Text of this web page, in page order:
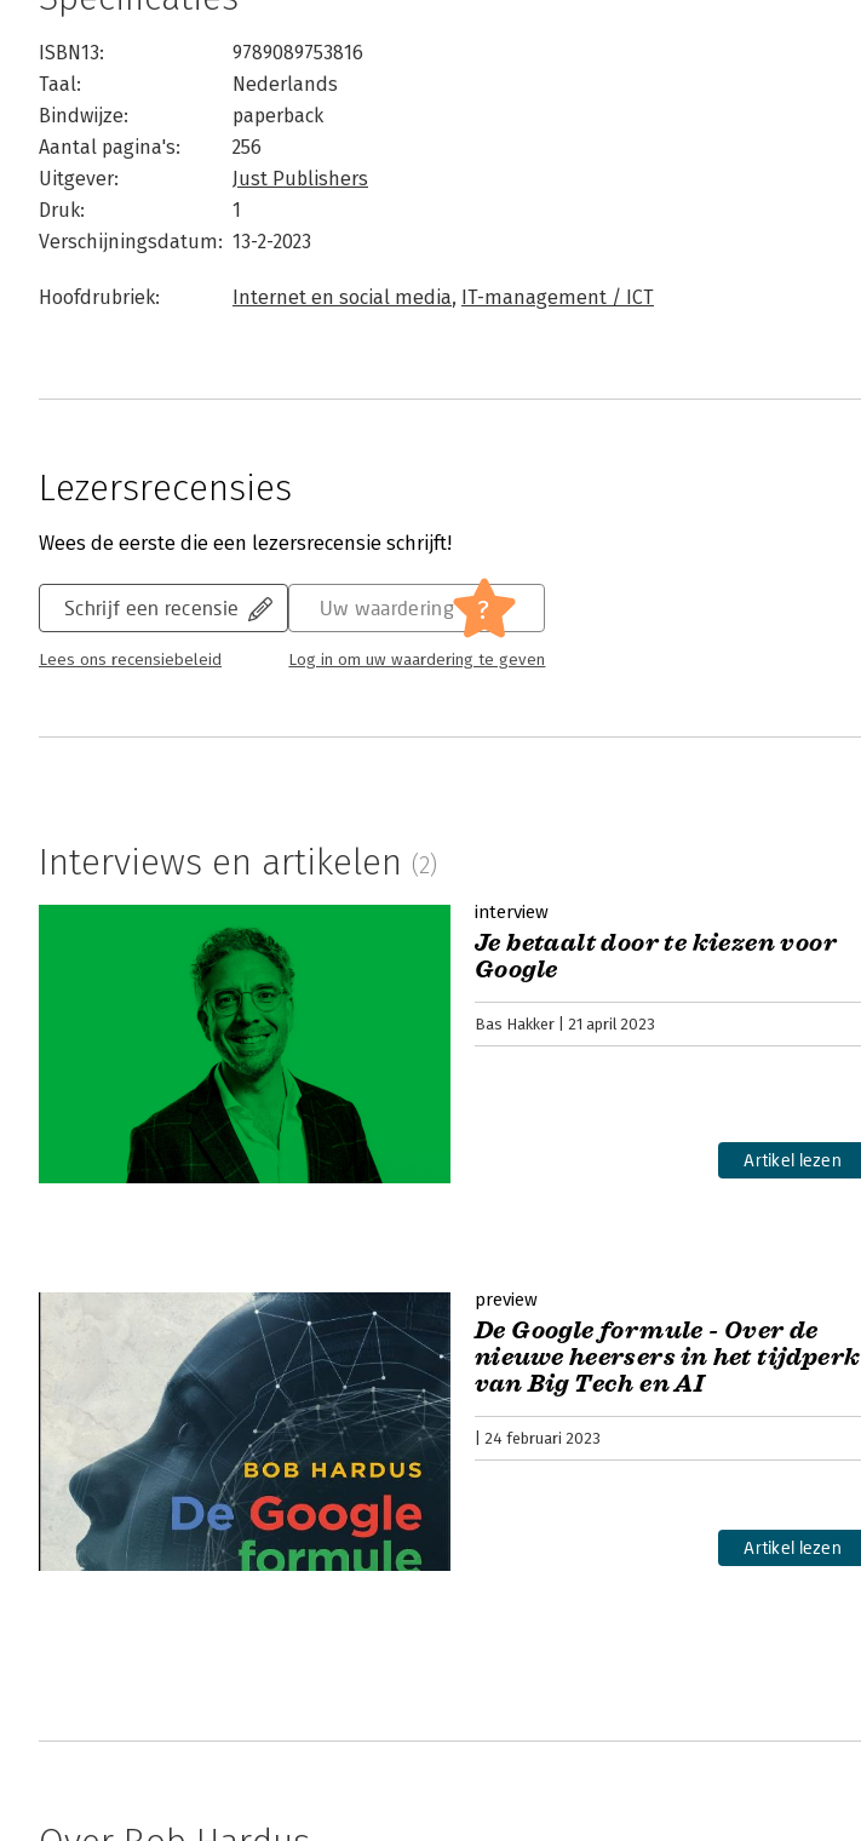
ISBN13:
9789089753816
Taal:
Nederlands
Bindwijze:
paperback
Aantal pagina's:
256
Uitgever:
Just Publishers
Druk:
1
Verschijningsdatum: 13-2-2023
Hoofdrubriek: Internet en social media, IT-management / ICT
Lezersrecensies
Wees de eerste die een lezersrecensie schrijft!
Schrijf een recensie
Lees ons recensiebeleid
Uw waardering ?
Log in om uw waardering te geven
Interviews en artikelen (2)
interview
Je betaalt door te kiezen voor
Google
Bas Hakker 21 april 2023
Artikel lezen
preview
De Google formule - Over de
nieuwe heersers in het tijdperk
van Big Tech en AI
24 februari 2023
Artikel lezen